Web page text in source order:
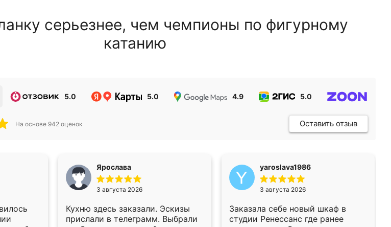
серьезнее, чем чемпионы по фигурному
катанию
5.0 5.0 4.9 5.0
На основе 942 оценок Оставить отзыв
Ярослава
3 августа 2026
Кухню здесь заказали. Эскизы
прислали в телеграмм. Выбрали
yaroslava1986
3 августа 2026
Заказала себе новый шкаф в
студии Ренессанс где ранее